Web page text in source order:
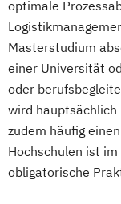
optimale
Masterstudium
einer Universität
oder
wird hauptsächlich
zudem häufig
Hochschulen ist
obligatorische